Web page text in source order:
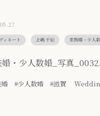
ィネート 上嶋 千絵 家族婚・少人
婚・少人数婚_写真
婚 #少人数婚 #滋賀